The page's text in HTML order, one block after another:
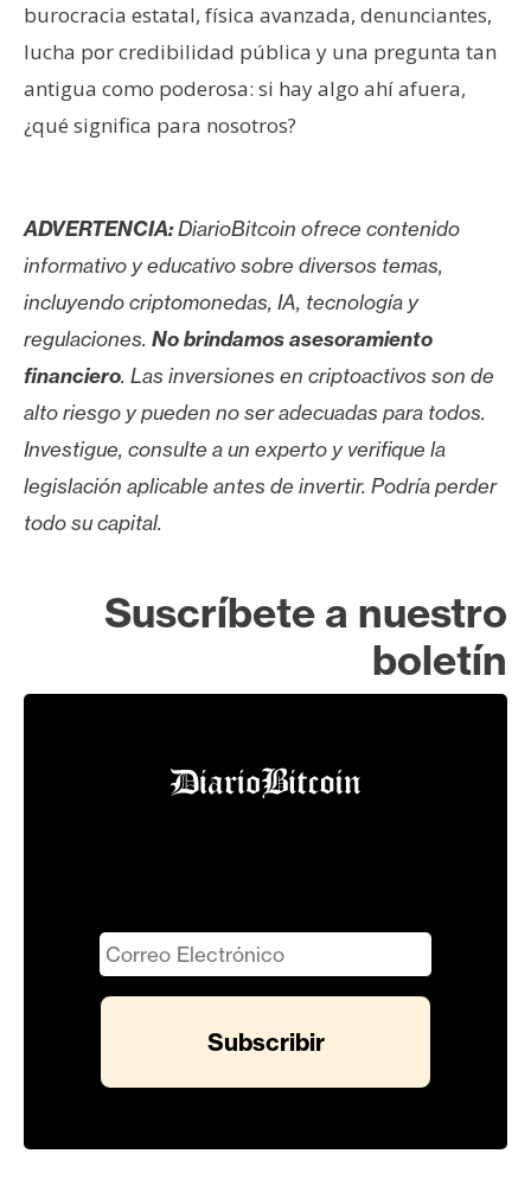
burocracia estatal, física avanzada, denunciantes,
lucha por credibilidad pública y una pregunta tan
antigua como poderosa: si hay algo ahí afuera,
¿qué significa para nosotros?
ADVERTENCIA:DiarioBitcoin ofrece contenido
informativo y educativo sobre diversos temas,
incluyendo criptomonedas, IA, tecnología y
regulaciones. No brindamos asesoramiento
financiero. Las inversiones en criptoactivos son de
alto riesgo y pueden no ser adecuadas para todos.
Investigue, consulte a un experto y verifique la
legislación aplicable antes de invertir. Podría perder
todo su capital.
Suscríbete a nuestro
boletín